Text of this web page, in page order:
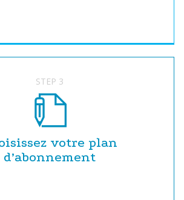
STEP 3
votre plan
d’abonnement